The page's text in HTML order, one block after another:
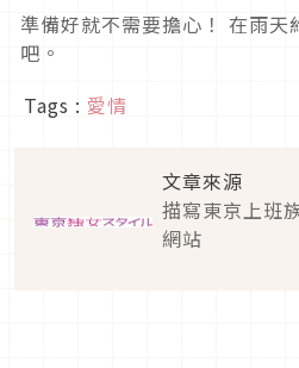
準備好就不需要擔心！ 在雨天
吧。
Tags : 愛情
文章來源
描寫東京上班
網站